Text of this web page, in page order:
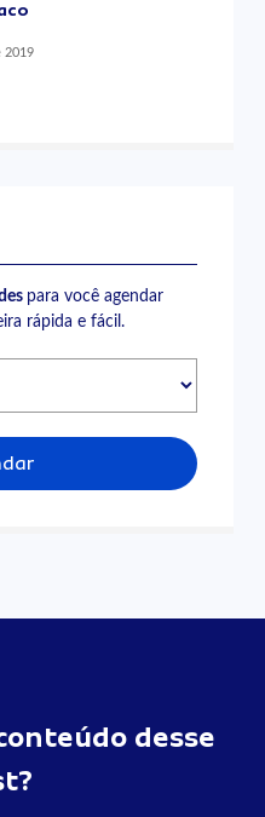
2019
para você agendar
rápida e fácil.
desse